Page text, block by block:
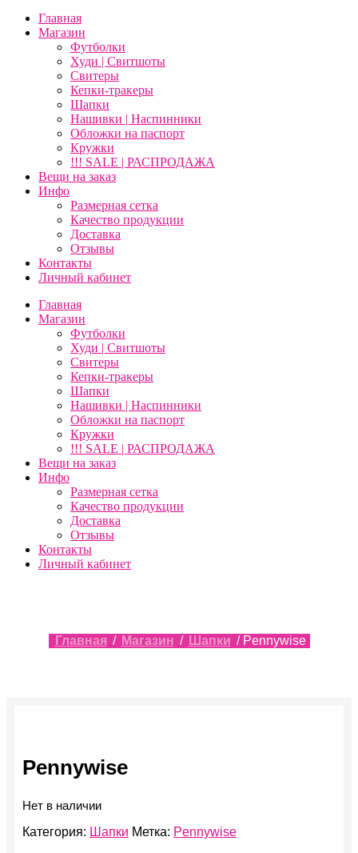
Главная
Магазин
Футболки
Худи | Свитшоты
Свитеры
Кепки-тракеры
Шапки
Нашивки | Наспинники
Обложки на паспорт
Кружки
!!! SALE | РАСПРОДАЖА
Вещи на заказ
Инфо
Размерная сетка
Качество продукции
Доставка
Отзывы
Контакты
Личный кабинет
Главная
Магазин
Футболки
Худи | Свитшоты
Свитеры
Кепки-тракеры
Шапки
Нашивки | Наспинники
Обложки на паспорт
Кружки
!!! SALE | РАСПРОДАЖА
Вещи на заказ
Инфо
Размерная сетка
Качество продукции
Доставка
Отзывы
Контакты
Личный кабинет
Главная / Магазин / Шапки / Pennywise
Pennywise
Нет в наличии
Категория: Шапки Метка: Pennywise